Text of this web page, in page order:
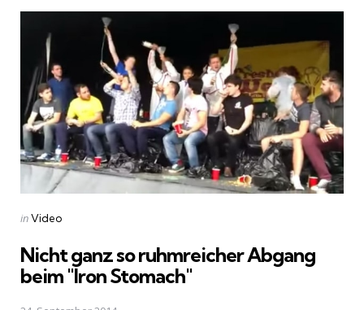
Posted
inVideo
Nicht ganz so ruhmreicher Abgang
beim "Iron Stomach"